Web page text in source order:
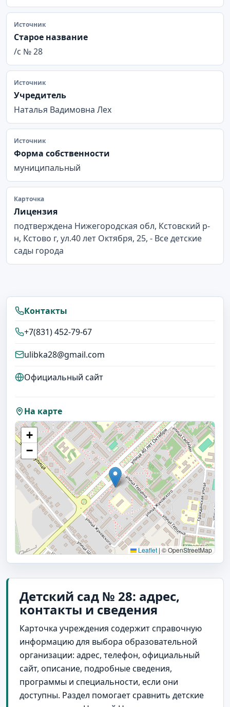
Источник
Старое название
/с № 28
Источник
Учредитель
Наталья Вадимовна Лех
Источник
Форма собственности
муниципальный
Карточка
Лицензия
подтверждена Нижегородская обл, Кстовский р-
н, Кстово г, ул.40 лет Октября, 25, - Все детские
сады города
Контакты
+7(831) 452-79-67
ulibka28@gmail.com
Официальный сайт
На карте
+
−
Leaflet | © OpenStreetMap
Детский сад № 28: адрес,
контакты и сведения
Карточка учреждения содержит справочную
информацию для выбора образовательной
организации: адрес, телефон, официальный
сайт, описание, подробные сведения,
программы и специальности, если они
доступны. Раздел помогает сравнить детские